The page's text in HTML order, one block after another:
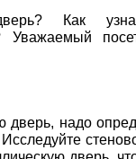
Как
Уважаемый
дверь, надо